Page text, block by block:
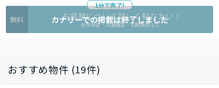
1分で完了!
無料 お部屋について詳しく知りたい !
見学希望・空室確認・初期費用など
カナリーでの掲載は終了しました
おすすめ物件 (19件)